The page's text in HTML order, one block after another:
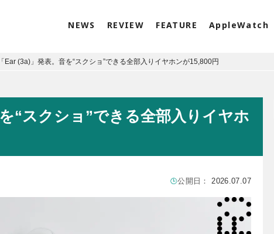
NEWS REVIEW FEATURE AppleWatch
Ear (3a)」発表。音を“スクショ”できる全部入りイヤホンが15,800円
“スクショ”できる全部入りイヤホ
公開日：2026.07.07